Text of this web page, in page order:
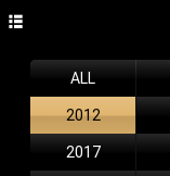
ALL
2012
2017
NEWS
CONCERT
DISCOGRAPHY